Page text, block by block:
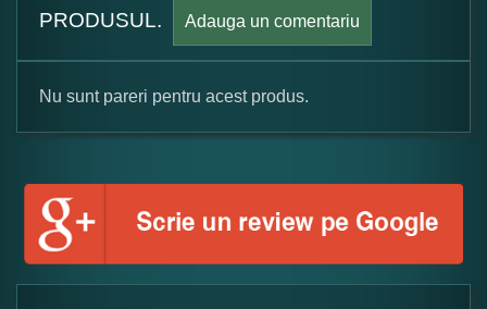
PRODUSUL.
Adauga un comentariu
Formular pareri client
Numele dumneavoastra:
Nu sunt pareri pentru acest produs.